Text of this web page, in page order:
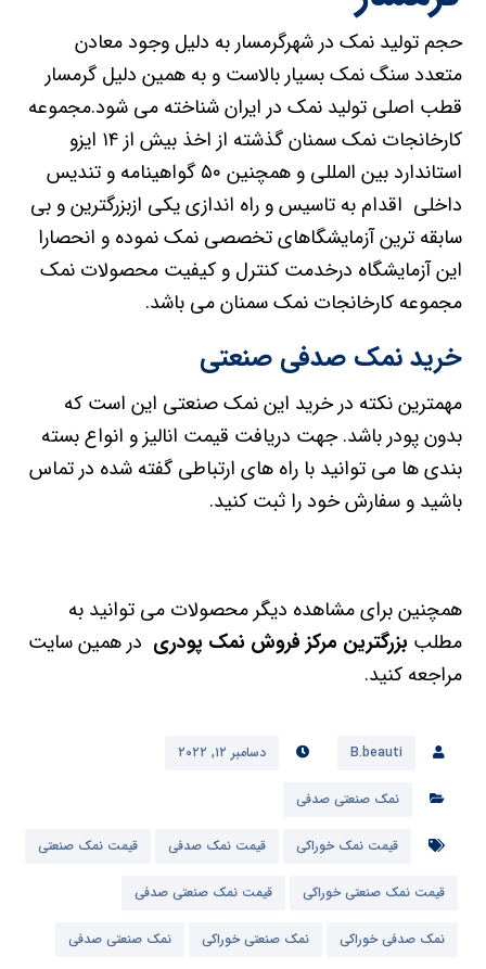
حجم تولید نمک در شهرگرمسار به دلیل وجود معادن
متعدد سنگ نمک بسیار بالاست و به همین دلیل گرمسار
قطب اصلی تولید نمک در ایران شناخته می شود.مجموعه
کارخانجات نمک سمنان گذشته از اخذ بیش از ۱۴ ایزو
استاندارد بین المللی و همچنین ۵۰ گواهینامه و تندیس
داخلی اقدام به تاسیس و راه اندازی یکی ازبزرگترین و بی
سابقه ترین آزمایشگاهای تخصصی نمک نموده و انحصارا
این آزمایشگاه درخدمت کنترل و کیفیت محصولات نمک
مجموعه کارخانجات نمک سمنان می باشد.
خرید نمک صدفی صنعتی
مهمترین نکته در خرید این نمک صنعتی این است که
بدون پودر باشد. جهت دریافت قیمت انالیز و انواع بسته
بندی ها می توانید با راه های ارتباطی گفته شده در تماس
باشید و سفارش خود را ثبت کنید.
همچنین برای مشاهده دیگر محصولات می توانید به
مطلب بزرگترین مرکز فروش نمک پودری در همین سایت
مراجعه کنید.
B.beauti دسامبر ۱۲, ۲۰۲۲
نمک صنعتی صدفی
قیمت نمک خوراکی قیمت نمک صدفی قیمت نمک صنعتی
قیمت نمک صنعتی خوراکی قیمت نمک صنعتی صدفی
نمک صدفی خوراکی نمک صنعتی خوراکی نمک صنعتی صدفی